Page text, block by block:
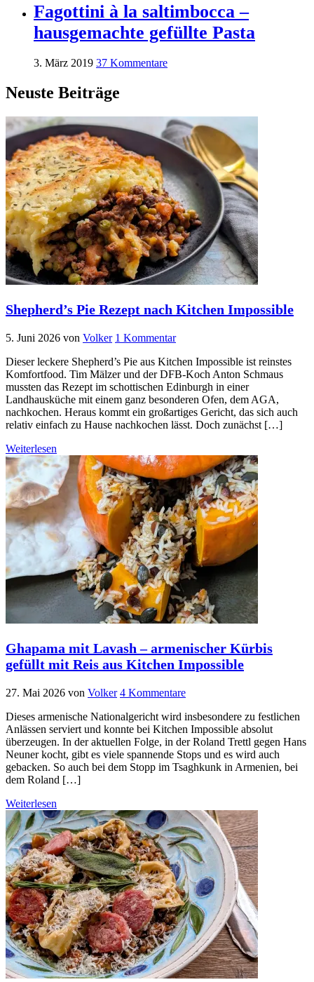
Fagottini à la saltimbocca –
hausgemachte gefüllte Pasta
3. März 2019 37 Kommentare
Neuste Beiträge
Shepherd’s Pie Rezept nach Kitchen Impossible
5. Juni 2026 von Volker 1 Kommentar
Dieser leckere Shepherd’s Pie aus Kitchen Impossible ist reinstes
Komfortfood. Tim Mälzer und der DFB-Koch Anton Schmaus
mussten das Rezept im schottischen Edinburgh in einer
Landhausküche mit einem ganz besonderen Ofen, dem AGA,
nachkochen. Heraus kommt ein großartiges Gericht, das sich auch
relativ einfach zu Hause nachkochen lässt. Doch zunächst […]
Weiterlesen
Ghapama mit Lavash – armenischer Kürbis
gefüllt mit Reis aus Kitchen Impossible
27. Mai 2026 von Volker 4 Kommentare
Dieses armenische Nationalgericht wird insbesondere zu festlichen
Anlässen serviert und konnte bei Kitchen Impossible absolut
überzeugen. In der aktuellen Folge, in der Roland Trettl gegen Hans
Neuner kocht, gibt es viele spannende Stops und es wird auch
gebacken. So auch bei dem Stopp im Tsaghkunk in Armenien, bei
dem Roland […]
Weiterlesen